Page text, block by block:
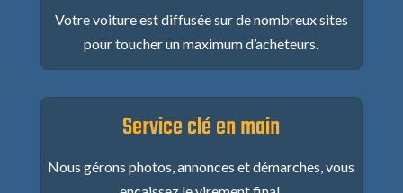
Votre voiture est diffusée sur de nombreux sites
pour toucher un maximum d’acheteurs.
Service clé en main
Nous gérons photos, annonces et démarches, vous